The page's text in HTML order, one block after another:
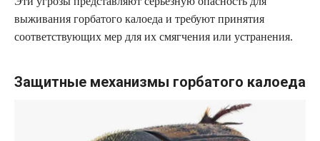
выживания горбатого калоеда и требуют принятия
соответствующих мер для их смягчения или устранения.
Защитные механизмы горбатого калоеда